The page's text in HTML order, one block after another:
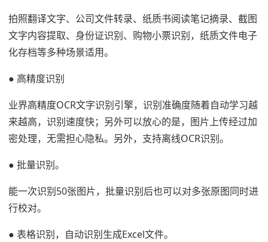
拍照翻译文字、公司文件转录、纸质书阅读笔记摘录、截图
文字内容提取、身份证识别、购物小票识别，纸质文件电子
化存档等多种场景适用。
● 高精度识别
业界高精度OCR文字识别引擎，识别准确度随着自动学习越
来越高，识别速度快；另外可以放心的是，图片上传经过加
密处理，无需担心隐私。另外，支持离线OCR识别。
● 批量识别。
能一次识别50张图片，批量识别后也可以对多张原图同时进
行校对。
● 表格识别，自动识别生成Excel文件。